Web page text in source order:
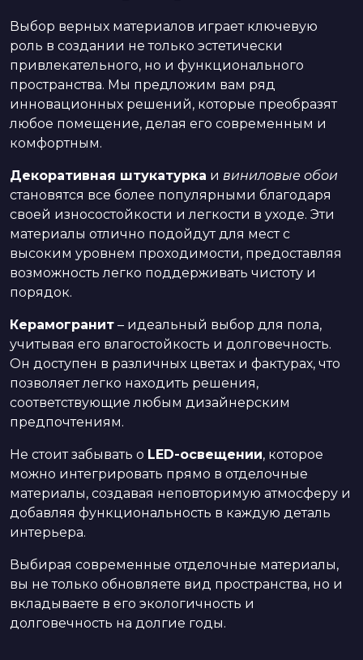
Выбор верных материалов играет ключевую
роль в создании не только эстетически
привлекательного, но и функционального
пространства. Мы предложим вам ряд
инновационных решений, которые преобразят
любое помещение, делая его современным и
комфортным.
Декоративная штукатурка и виниловые обои
становятся все более популярными благодаря
своей износостойкости и легкости в уходе. Эти
материалы отлично подойдут для мест с
высоким уровнем проходимости, предоставляя
возможность легко поддерживать чистоту и
порядок.
Керамогранит – идеальный выбор для пола,
учитывая его влагостойкость и долговечность.
Он доступен в различных цветах и фактурах, что
позволяет легко находить решения,
соответствующие любым дизайнерским
предпочтениям.
Не стоит забывать о LED-освещении, которое
можно интегрировать прямо в отделочные
материалы, создавая неповторимую атмосферу и
добавляя функциональность в каждую деталь
интерьера.
Выбирая современные отделочные материалы,
вы не только обновляете вид пространства, но и
вкладываете в его экологичность и
долговечность на долгие годы.